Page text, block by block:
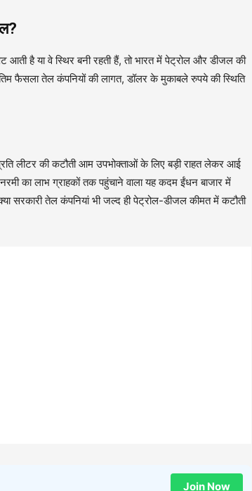
है या वे स्थिर बनी रहती हैं, तो भारत में पेट्रोल और डीजल की
फैसला तेल कंपनियों की लागत, डॉलर के मुकाबले रुपये की स्थिति
लीटर की कटौती आम उपभोक्ताओं के लिए बड़ी राहत लेकर आई
का लाभ ग्राहकों तक पहुंचाने वाला यह कदम ईंधन बाजार में
सरकारी तेल कंपनियां भी जल्द ही पेट्रोल-डीजल कीमत में कटौती
Join Now